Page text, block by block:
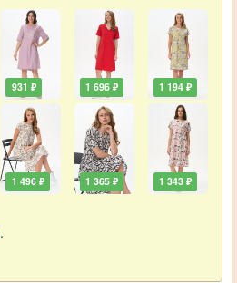
931 ₽
1 496 ₽
1 696 ₽
1 365 ₽
1 194 ₽
1 343 ₽
.